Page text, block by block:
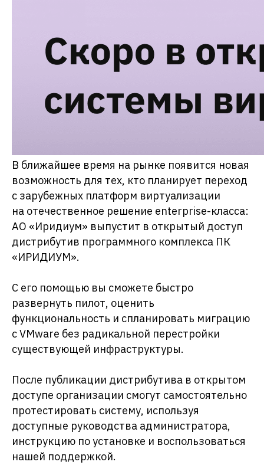
В ближайшее время на рынке появится новая
возможность для тех, кто планирует переход
с зарубежных платформ виртуализации
на отечественное решение enterprise-класса:
АО «Иридиум» выпустит в открытый доступ
дистрибутив программного комплекса ПК
«ИРИДИУМ».
С его помощью вы сможете быстро
развернуть пилот, оценить
функциональность и спланировать миграцию
с VMware без радикальной перестройки
существующей инфраструктуры.
После публикации дистрибутива в открытом
доступе организации смогут самостоятельно
протестировать систему, используя
доступные руководства администратора,
инструкцию по установке и воспользоваться
нашей поддержкой.